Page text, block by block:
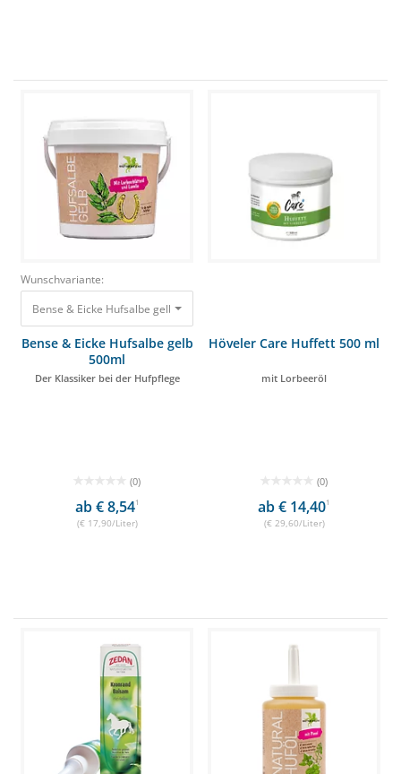
Wunschvariante:
Bense & Eicke Hufsalbe gelb 500ml Der Klassiker bei der Hufpflege 8,95 €
Bense & Eicke Hufsalbe gelb
500ml
Der Klassiker bei der Hufpflege
(0)
ab € 8,541
(€ 17,90/Liter)
Höveler Care Huffett 500 ml
mit Lorbeeröl
(0)
ab € 14,401
(€ 29,60/Liter)